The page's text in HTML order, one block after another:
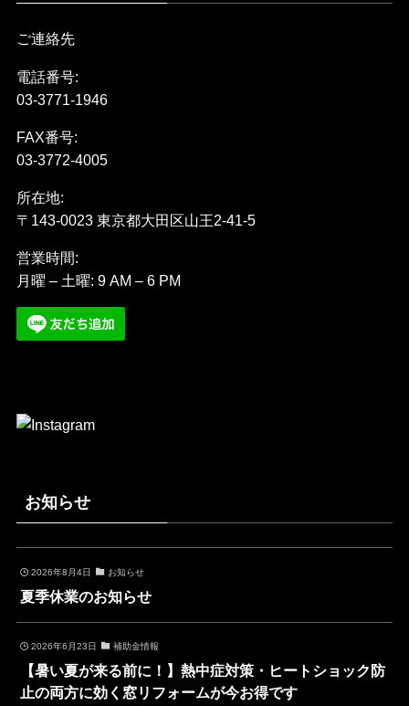
ご連絡先
電話番号:
03-3771-1946
FAX番号:
03-3772-4005
所在地:
〒143-0023 東京都大田区山王2-41-5
営業時間:
月曜 – 土曜: 9 AM – 6 PM
お知らせ
2026年8月4日 お知らせ
夏季休業のお知らせ
2026年6月23日 補助金情報
【暑い夏が来る前に！】熱中症対策・ヒートショック防
止の両方に効く窓リフォームが今お得です